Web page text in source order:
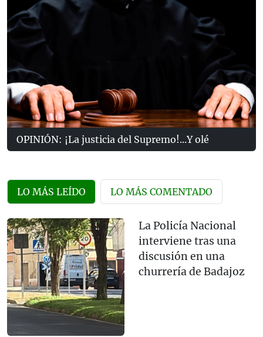
OPINIÓN: ¡La justicia del Supremo!...Y olé
LO MÁS LEÍDO LO MÁS COMENTADO
La Policía Nacional
interviene tras una
discusión en una
churrería de Badajoz